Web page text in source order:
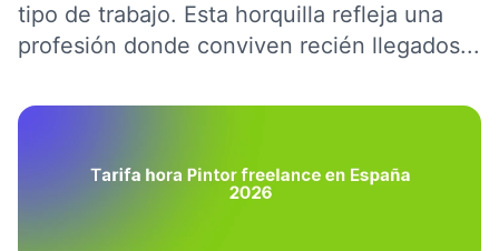
tipo de trabajo. Esta horquilla refleja una
profesión donde conviven recién llegados...